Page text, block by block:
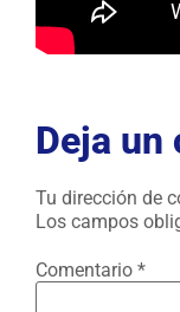
Deja un
Tu dirección de
Los campos
Comentario *